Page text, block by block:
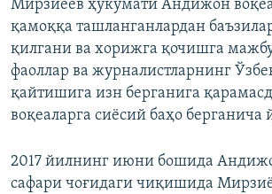
Мирзиёев ҳукумати Андижон
қамоққа ташланганлардан
қилгани ва хорижга қочишга
фаоллар ва журналистларнинг
қайтишига изн берганига
воқеаларга сиёсий баҳо берганича
2017 йилнинг июни бошида
сафари чоғидаги чиқишида